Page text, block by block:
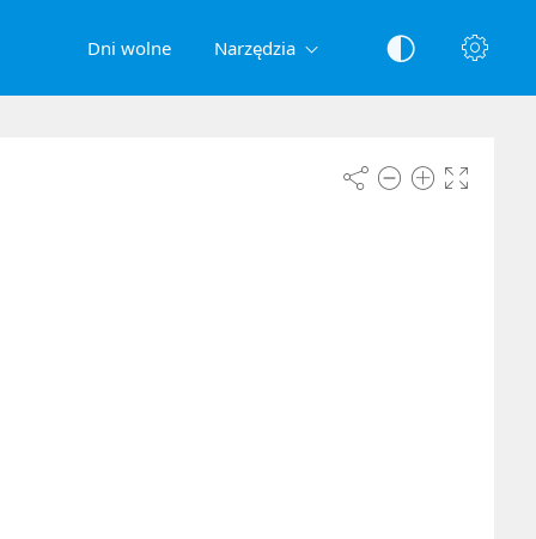
Dni wolne Narzędzia